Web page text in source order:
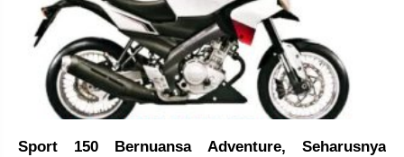
Sport 150 Bernuansa Adventure, Seharusnya